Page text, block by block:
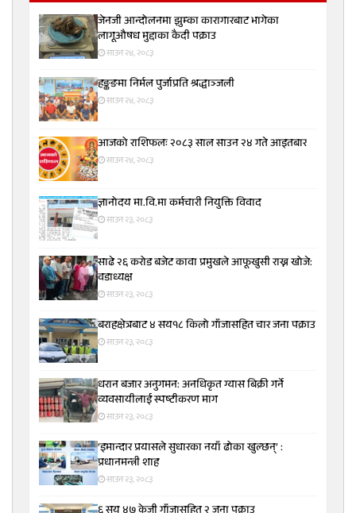
जेनजी आन्दोलनमा झुम्का कारागारबाट भागेका
लागूऔषध मुद्दाका कैदी पक्राउ
साउन २४, २०८३
हङ्कङमा निर्मल पुर्जाप्रति श्रद्धाञ्जली
साउन २४, २०८३
आजको राशिफलः २०८३ साल साउन २४ गते आइतबार
साउन २४, २०८३
ज्ञानोदय मा.वि.मा कर्मचारी नियुक्ति विवाद
साउन २३, २०८३
साढे २६ करोड बजेट कावा प्रमुखले आफूखुसी राख्न खोजे:
वडाध्यक्ष
साउन २३, २०८३
बराहक्षेत्रबाट ४ सय१८ किलो गाँजासहित चार जना पक्राउ
साउन २३, २०८३
धरान बजार अनुगमन: अनधिकृत ग्यास बिक्री गर्ने
व्यवसायीलाई स्पष्टीकरण माग
साउन २३, २०८३
‘इमान्दार प्रयासले सुधारका नयाँ ढोका खुल्छन्’ :
प्रधानमन्त्री शाह
साउन २३, २०८३